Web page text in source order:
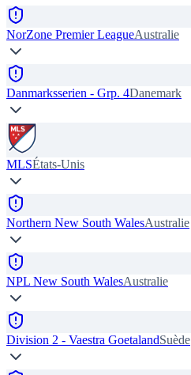
NorZone Premier LeagueAustralie
Danmarksserien - Grp. 4Danemark
MLSÉtats-Unis
Northern New South WalesAustralie
NPL New South WalesAustralie
Division 2 - Vaestra GoetalandSuède